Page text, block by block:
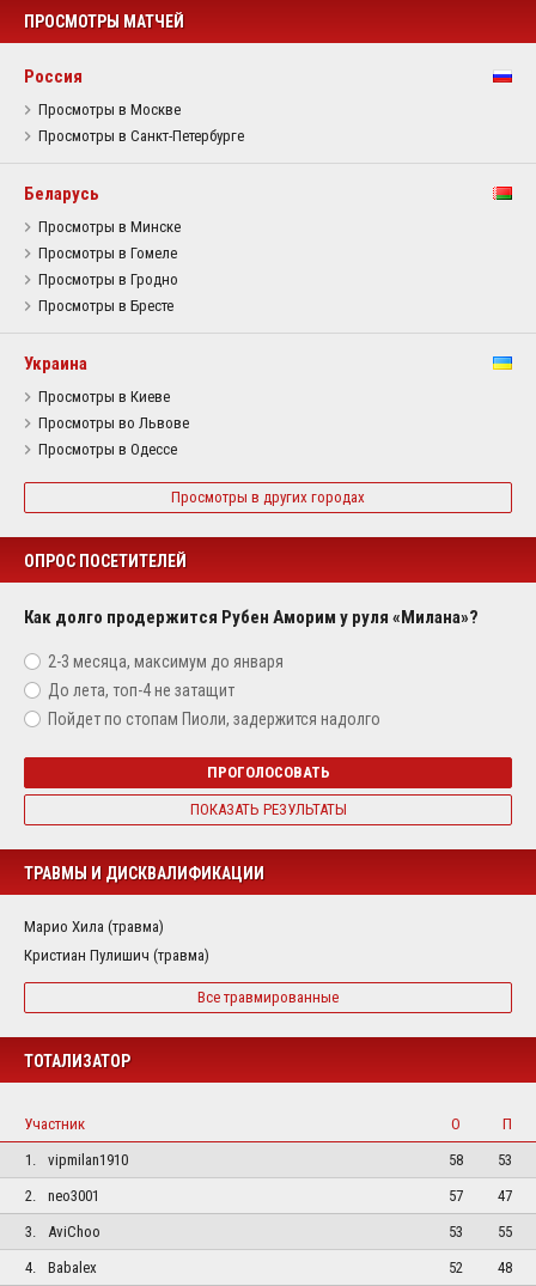
ПРОСМОТРЫ МАТЧЕЙ
Россия
Просмотры в Москве
Просмотры в Санкт-Петербурге
Беларусь
Просмотры в Минске
Просмотры в Гомеле
Просмотры в Гродно
Просмотры в Бресте
Украина
Просмотры в Киеве
Просмотры во Львове
Просмотры в Одессе
Просмотры в других городах
ОПРОС ПОСЕТИТЕЛЕЙ
Как долго продержится Рубен Аморим у руля «Милана»?
2-3 месяца, максимум до января
До лета, топ-4 не затащит
Пойдет по стопам Пиоли, задержится надолго
ПРОГОЛОСОВАТЬ
ПОКАЗАТЬ РЕЗУЛЬТАТЫ
ТРАВМЫ И ДИСКВАЛИФИКАЦИИ
Марио Хила (травма)
Кристиан Пулишич (травма)
Все травмированные
ТОТАЛИЗАТОР
Участник О
П
1.
vipmilan1910 58
53
2.
neo3001 57
47
3.
AviChoo 53
55
4.
Babalex 52 48